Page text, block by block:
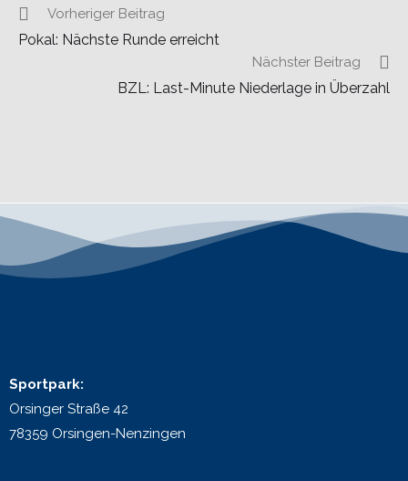
Vorheriger Beitrag
Pokal: Nächste Runde erreicht
Nächster Beitrag
BZL: Last-Minute Niederlage in Überzahl
Sportpark:
Orsinger Straße 42
78359 Orsingen-Nenzingen